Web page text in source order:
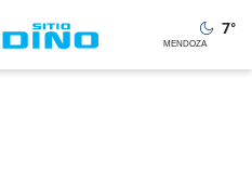
7°